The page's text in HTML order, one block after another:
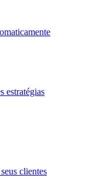
estratégias
clientes